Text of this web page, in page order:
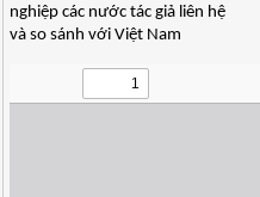
nghiệp các nước tác giả liên hệ
và so sánh với Việt Nam